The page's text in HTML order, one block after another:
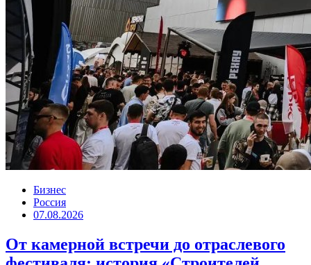
Бизнес
Россия
07.08.2026
От камерной встречи до отраслевого